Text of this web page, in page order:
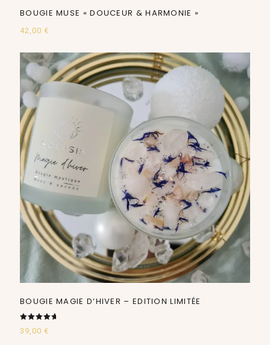
BOUGIE MUSE « DOUCEUR & HARMONIE »
42,00 €
BOUGIE MAGIE D’HIVER – EDITION LIMITÉE
5.00
39,00 €